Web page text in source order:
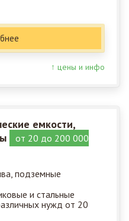
↑ цены и инфо
емкости,
от 20 до 200 000
и стальные
нужд от 20